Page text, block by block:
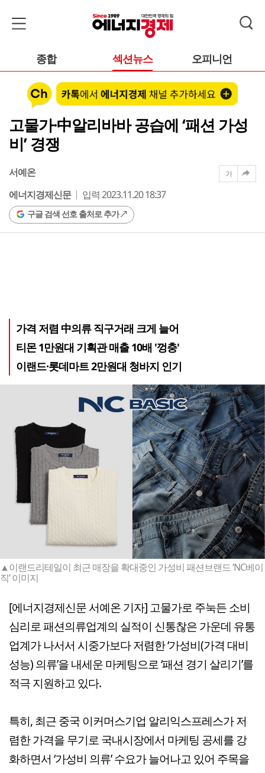
종합 섹션뉴스 오피니언
고물가·中알리바바 공습에 ‘패션 가성
비’ 경쟁
서예온
에너지경제신문
입력 2023.11.20 18:37
구글 검색 선호 출처로 추가
가
가격 저렴 中의류 직구거래 크게 늘어
티몬 1만원대 기획관 매출 10배 '껑충'
이랜드·롯데마트 2만원대 청바지 인기
▲이랜드리테일이 최근 매장을 확대중인 가성비 패션브랜드 ‘NC베이
직’ 이미지
[에너지경제신문 서예온 기자] 고물가로 주눅든 소비
심리로 패션의류업계의 실적이 신통찮은 가운데 유통
업계가 나서서 시중가보다 저렴한 ‘가성비(가격 대비
성능) 의류’을 내세운 마케팅으로 ‘패션 경기 살리기’를
적극 지원하고 있다.
특히, 최근 중국 이커머스기업 알리익스프레스가 저
렴한 가격을 무기로 국내시장에서 마케팅 공세를 강
화하면서 ‘가성비 의류’ 수요가 늘어나고 있어 주목을